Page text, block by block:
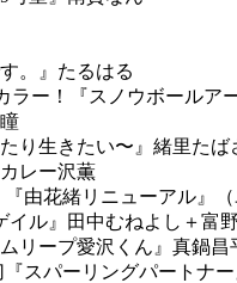
。』たるはる
ー！『スノウボールア
り生きたい〜』緒里たば
レー沢薫
由花緒リニューアル』
ル』田中むねよし＋富
ープ愛沢くん』真鍋昌
『スパーリングパートナ